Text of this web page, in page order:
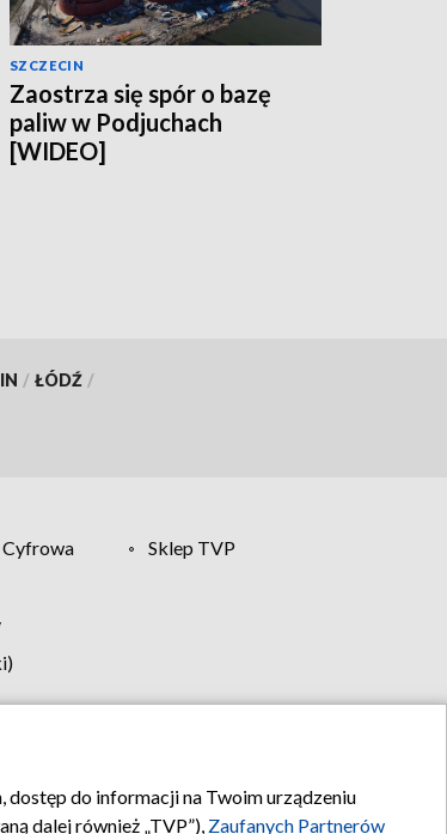
SZCZECIN
Zaostrza się spór o bazę
paliw w Podjuchach
[WIDEO]
/ ŁÓDŹ /
Cyfrowa
Sklep TVP
do informacji na Twoim urządzeniu
dalej również „TVP”), Zaufanych Partnerów